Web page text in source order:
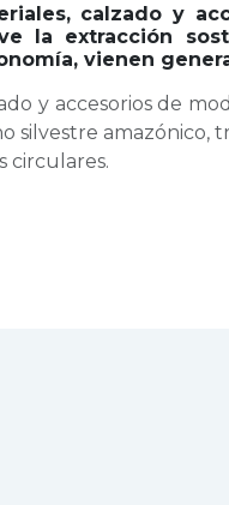
calzado y
la extracción
vienen
y accesorios de
amazónico,
circulares.